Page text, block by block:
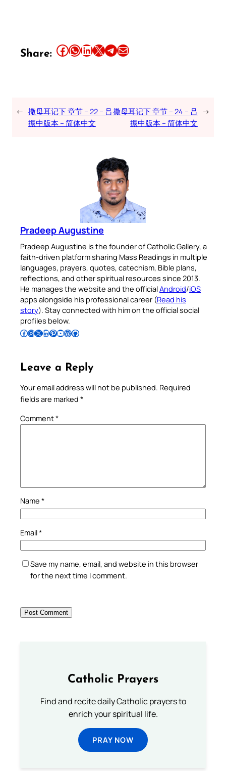
Share: Share this article on Facebook Share this article on WhatsApp Share this article on LinkedIn Share this article on X Share this article on TelegramEmail this Article
← 撒母耳记下 章节 – 22 – 吕
振中版本 – 简体中文
撒母耳记下 章节 – 24 – 吕
振中版本 – 简体中文
→
Pradeep Augustine
Pradeep Augustine is the founder of Catholic Gallery, a
faith-driven platform sharing Mass Readings in multiple
languages, prayers, quotes, catechism, Bible plans,
reflections, and other spiritual resources since 2013.
He manages the website and the officialAndroid/iOS
apps alongside his professional career (Read his
story). Stay connected with him on the official social
profiles below.
Follow Pradeep on Facebook Follow Pradeep on InstagramFollow Pradeep on X Follow Pradeep on LinkedIn Follow Pradeep on Pinterest Subscribe to Pradeep’s Youtube Channel Follow Pradeep on WordPress Follow Pradeep on GitHub
Leave a Reply
Your email address will not be published. Required
fields are marked *
Comment*
Name *
Email*
Save my name, email, and website in this browser
for the next time I comment.
Catholic Prayers
Find and recite daily Catholic prayers to
enrich your spiritual life.
PRAY NOW